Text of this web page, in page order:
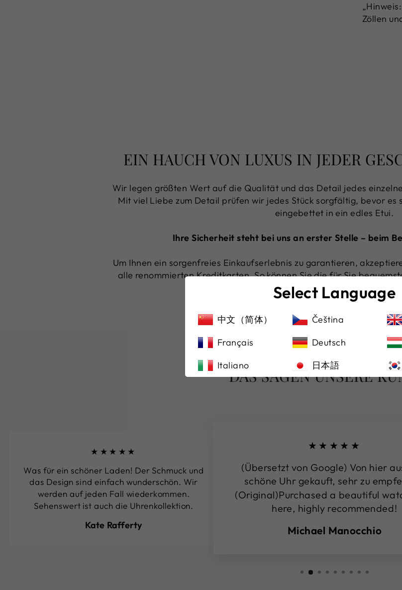
Zöllen
EIN HAUCH VON LUXUS IN JEDER
Wir legen größten Wert auf die Qualität und das Detail jedes
Mit viel Liebe zum Detail prüfen wir jedes Stück sorgfältig, bevor es
eingebettet in ein edles Etui.
Ihre Sicherheit steht bei uns an erster Stelle – beim
Um Ihnen ein sorgenfreies Einkaufserlebnis zu garantieren,
alle renommierten Kreditkarten. So können Sie die für Sie
gleichzeitig auf einen sicheren Versand
DAS SAGEN UNSERE
★★★★★
Was für ein schöner Laden! Der Schmuck und
das Design sind einfach wunderschön. Wir
werden auf jeden Fall wiederkommen.
Sehenswert ist auch die Uhrenkollektion.
Kate Rafferty
★★★★★
(Übersetzt von Google) Von hier
schöne Uhr gekauft, sehr zu
(Original)Purchased a beautiful
here, highly recommended!
Michael Manocchio
Select Language
中文（简体） Čeština
Français
Deutsch
Italiano
日本語